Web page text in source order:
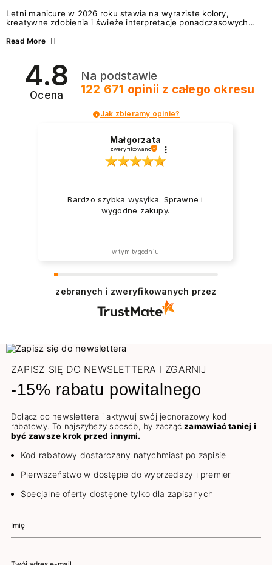
Letni manicure w 2026 roku stawia na wyraziste kolory,
kreatywne zdobienia i świeże interpretacje ponadczasowych
zarówno energetycznych odcieni inspirowanych wakacjami, jak
2026? Znajdź inspirację dla swojego manicure!
Read More
4.8
Ocena
Na podstawie
122 671 opinii z całego okresu
Jak zbieramy opinie?
Małgorzata
zweryfikowano
Bardzo szybka wysyłka. Sprawne i
wygodne zakupy.
w tym tygodniu
zebranych i zweryfikowanych przez
ZAPISZ SIĘ DO NEWSLETTERA I ZGARNIJ
-15% rabatu powitalnego
Dołącz do newslettera i aktywuj swój jednorazowy kod
rabatowy. To najszybszy sposób, by zacząćzamawiać taniej i
być zawsze krok przed innymi.
Kod rabatowy dostarczany natychmiast po zapisie
Pierwszeństwo w dostępie do wyprzedaży i premier
Specjalne oferty dostępne tylko dla zapisanych